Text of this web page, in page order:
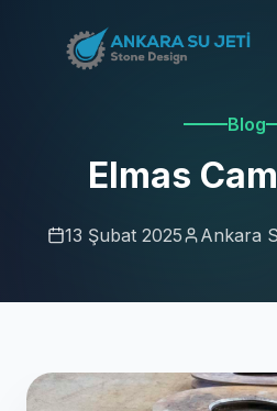
Blog
Elmas
13 Şubat 2025 Ankara